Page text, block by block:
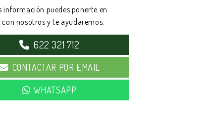
información puedes ponerte en
nosotros y te ayudaremos.
622 321 712
CONTACTAR POR EMAIL
WHATSAPP